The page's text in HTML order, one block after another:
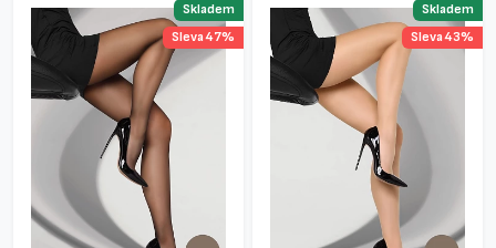
Skladem
Sleva 47%
Skladem
Sleva 43%